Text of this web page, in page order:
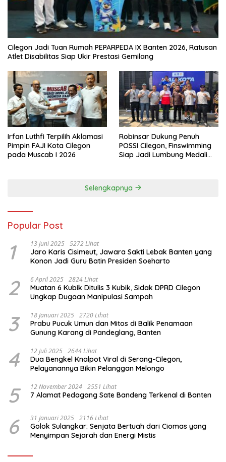
Cilegon Jadi Tuan Rumah PEPARPEDA IX Banten 2026, Ratusan
Atlet Disabilitas Siap Ukir Prestasi Gemilang
Irfan Luthfi Terpilih Aklamasi
Pimpin FAJI Kota Cilegon
pada Muscab I 2026
Robinsar Dukung Penuh
POSSI Cilegon, Finswimming
Siap Jadi Lumbung Medali
Selengkapnya
Popular Post
1 13 Juni 2025 5272 Lihat
Jaro Karis Cisimeut, Jawara Sakti Lebak Banten yang
Konon Jadi Guru Batin Presiden Soeharto
2 6 April 2025 2824 Lihat
Muatan 6 Kubik Ditulis 3 Kubik, Sidak DPRD Cilegon
Ungkap Dugaan Manipulasi Sampah
3 18 Januari 2025 2720 Lihat
Prabu Pucuk Umun dan Mitos di Balik Penamaan
Gunung Karang di Pandeglang, Banten
4 12 Juli 2025 2644 Lihat
Dua Bengkel Knalpot Viral di Serang-Cilegon,
Pelayanannya Bikin Pelanggan Melongo
5 12 November 2024 2551 Lihat
7 Alamat Pedagang Sate Bandeng Terkenal di Banten
6 31 Januari 2025 2116 Lihat
Golok Sulangkar: Senjata Bertuah dari Ciomas yang
Menyimpan Sejarah dan Energi Mistis